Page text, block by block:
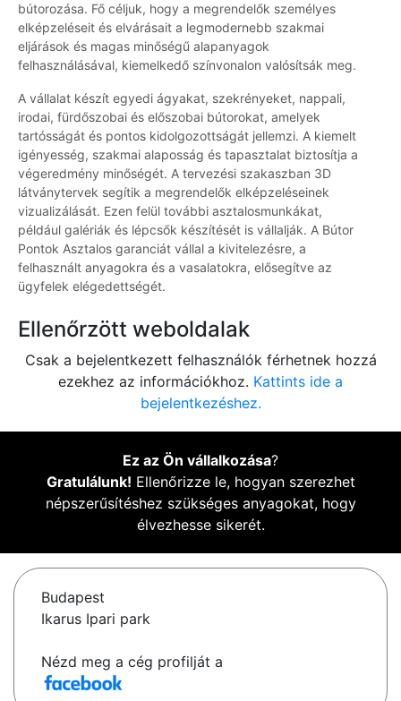
bútorozása. Fő céljuk, hogy a megrendelők személyes
elképzeléseit és elvárásait a legmodernebb szakmai
eljárások és magas minőségű alapanyagok
felhasználásával, kiemelkedő színvonalon valósítsák meg.
A vállalat készít egyedi ágyakat, szekrényeket, nappali,
irodai, fürdőszobai és előszobai bútorokat, amelyek
tartósságát és pontos kidolgozottságát jellemzi. A kiemelt
igényesség, szakmai alaposság és tapasztalat biztosítja a
végeredmény minőségét. A tervezési szakaszban 3D
látványtervek segítik a megrendelők elképzeléseinek
vizualizálását. Ezen felül további asztalosmunkákat,
például galériák és lépcsők készítését is vállalják. A Bútor
Pontok Asztalos garanciát vállal a kivitelezésre, a
felhasznált anyagokra és a vasalatokra, elősegítve az
ügyfelek elégedettségét.
Ellenőrzött weboldalak
Csak a bejelentkezett felhasználók férhetnek hozzá
ezekhez az információkhoz. Kattints ide a
bejelentkezéshez.
Ez az Ön vállalkozása?
Gratulálunk! Ellenőrizze le, hogyan szerezhet
népszerűsítéshez szükséges anyagokat, hogy
élvezhesse sikerét.
Budapest
Ikarus Ipari park
Nézd meg a cég profilját a